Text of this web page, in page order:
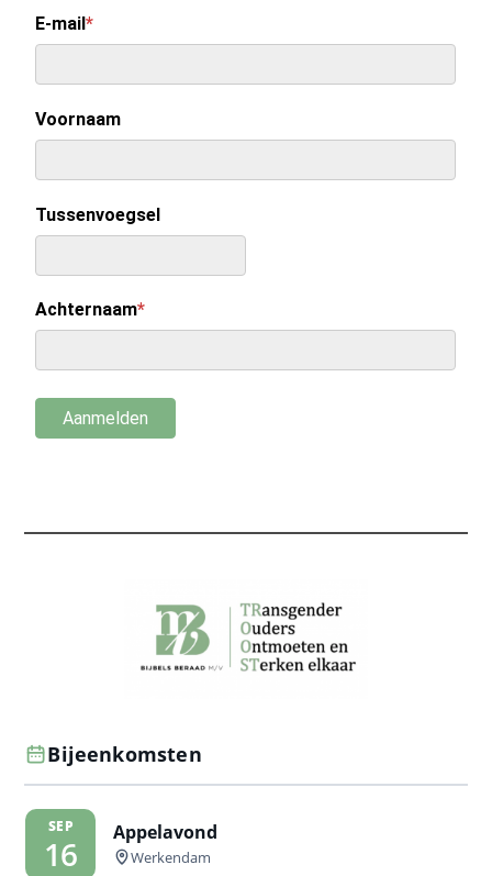
Bijeenkomsten
SEP
16
Appelavond
Werkendam